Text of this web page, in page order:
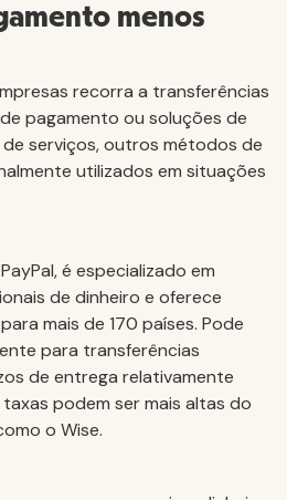
menos
recorra a transferências
pagamento ou soluções de
serviços, outros métodos de
utilizados em situações
é especializado em
de dinheiro e oferece
mais de 170 países. Pode
para transferências
de entrega relativamente
podem ser mais altas do
o Wise.